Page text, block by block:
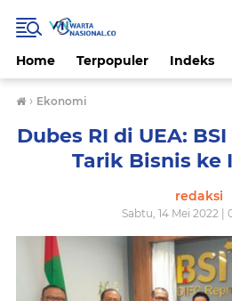
Home Terpopuler Indeks
› Ekonomi
Dubes RI di UEA:
Tarik Bisnis ke
redaksi
Sabtu, 14 Mei 2022 |